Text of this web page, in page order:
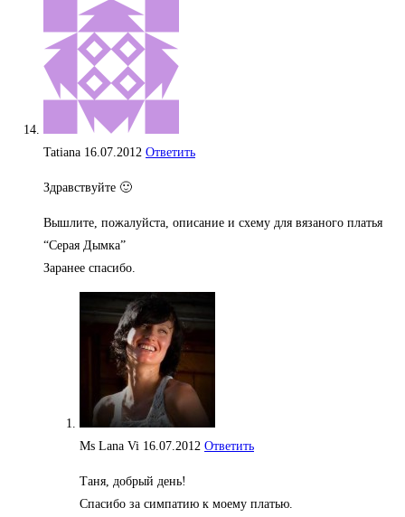
Tatiana 16.07.2012 Ответить
Здравствуйте 🙂
Вышлите, пожалуйста, описание и схему для вязаного платья
“Серая Дымка”
Заранее спасибо.
Ms Lana Vi 16.07.2012 Ответить
Таня, добрый день!
Спасибо за симпатию к моему платью.